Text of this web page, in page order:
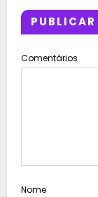
Comentários
Nome